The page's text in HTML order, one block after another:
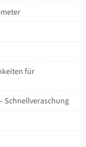
für
Schnellveraschung